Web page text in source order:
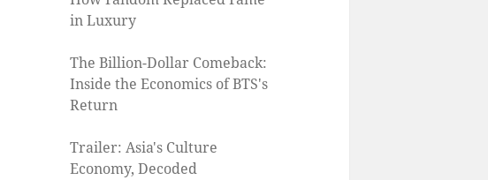
in Luxury
The Billion-Dollar Comeback:
Inside the Economics of BTS's
Return
Trailer: Asia's Culture
Economy, Decoded